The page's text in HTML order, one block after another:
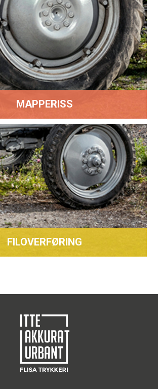
MAPPERISS
FILOVERFØRING